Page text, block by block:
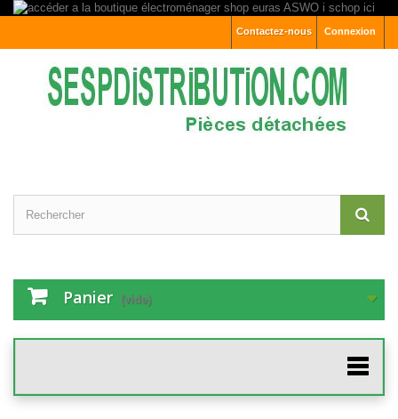
Connexion
Contactez-nous
Panier (vide)